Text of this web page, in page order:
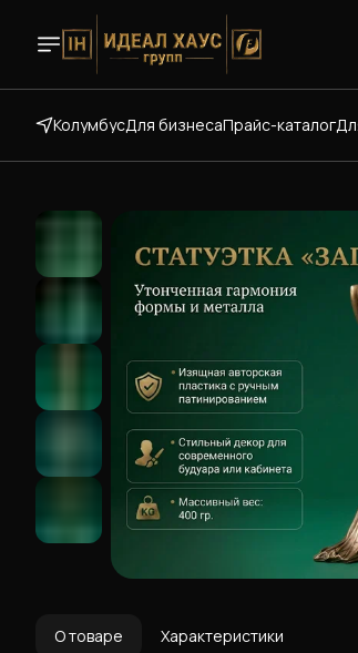
КолумбусДля бизнесаПрайс-каталог
О товаре Характеристики